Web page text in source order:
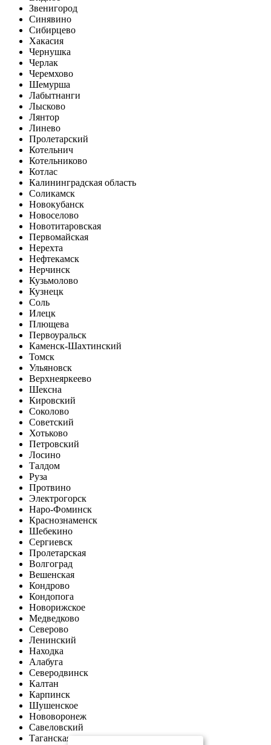
Звенигород
Синявино
Сибирцево
Хакасия
Чернушка
Черлак
Черемхово
Шемурша
Лабытнанги
Лысково
Лянтор
Линево
Пролетарский
Котельнич
Котельниково
Котлас
Калининградская область
Соликамск
Новокубанск
Новоселово
Новотитаровская
Первомайская
Нерехта
Нефтекамск
Нерчинск
Кузьмолово
Кузнецк
Соль
Илецк
Плющева
Первоуральск
Каменск-Шахтинский
Томск
Ульяновск
Верхнеяркеево
Шексна
Кировский
Соколово
Советский
Хотьково
Петровский
Лосино
Талдом
Руза
Протвино
Электрогорск
Наро-Фоминск
Краснознаменск
Шебекино
Сергиевск
Пролетарская
Волгоград
Вешенская
Кондрово
Кондопога
Новорижское
Медведково
Северово
Ленинский
Находка
Алабуга
Северодвинск
Калтан
Карпинск
Шушенское
Нововоронеж
Савеловский
Таганская